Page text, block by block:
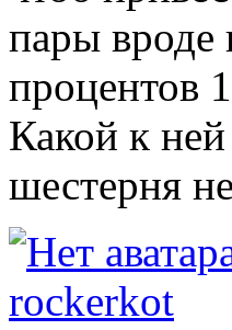
пары вроде
процентов
Какой к
шестерня
rockerkot